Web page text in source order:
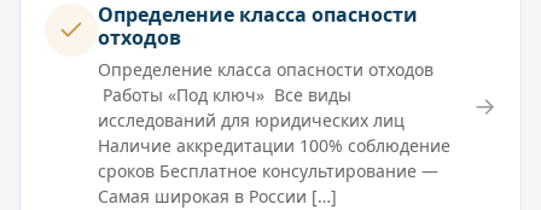
Определение класса опасности
отходов
Определение класса опасности отходов
Работы «Под ключ» Все виды
исследований для юридических лиц
Наличие аккредитации 100% соблюдение
сроков Бесплатное консультирование —
Самая широкая в России […]
→